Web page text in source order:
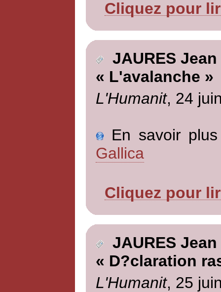
Cliquez pour
JAURES Jean
« L'avalanche »
L'Humanit, 24
En savoir
Gallica
Cliquez pour
JAURES Jean
« D?claration
L'Humanit, 25